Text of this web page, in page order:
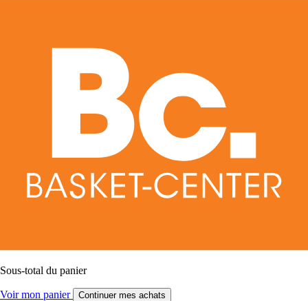
Sous-total du panier
Voir mon panier Continuer mes achats